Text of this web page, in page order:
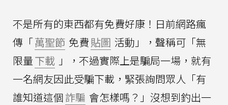
不是所有的東西都有免費好康！日前網路瘋
傳「萬聖節 免費貼圖 活動」，聲稱可「無
限量下載 」，不過實際上是騙局一場，就有
一名網友因此受騙下載，緊張詢問眾人「有
誰知道這個詐騙 會怎樣嗎？」沒想到釣出一